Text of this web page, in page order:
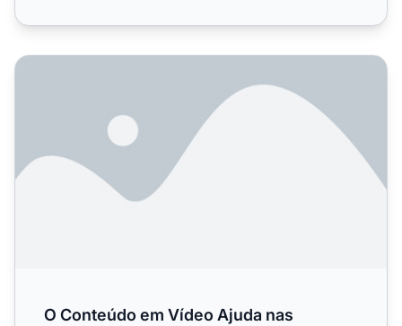
O Conteúdo em Vídeo Ajuda nas Citações por IA? Guia
O Conteúdo em Vídeo Ajuda nas